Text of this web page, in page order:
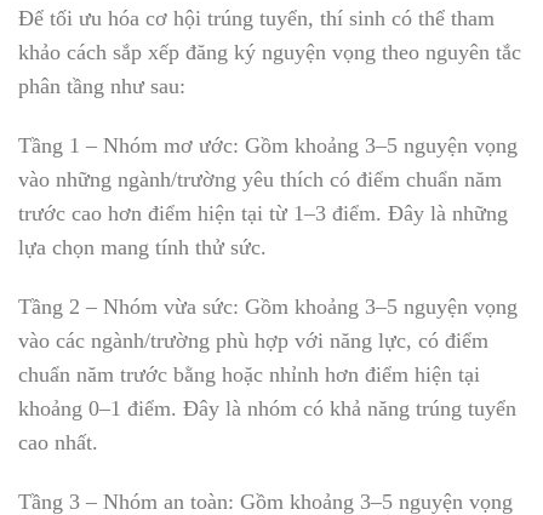
Để tối ưu hóa cơ hội trúng tuyển, thí sinh có thể tham
khảo cách sắp xếp đăng ký nguyện vọng theo nguyên tắc
phân tầng như sau:
Tầng 1 – Nhóm mơ ước: Gồm khoảng 3–5 nguyện vọng
vào những ngành/trường yêu thích có điểm chuẩn năm
trước cao hơn điểm hiện tại từ 1–3 điểm. Đây là những
lựa chọn mang tính thử sức.
Tầng 2 – Nhóm vừa sức: Gồm khoảng 3–5 nguyện vọng
vào các ngành/trường phù hợp với năng lực, có điểm
chuẩn năm trước bằng hoặc nhỉnh hơn điểm hiện tại
khoảng 0–1 điểm. Đây là nhóm có khả năng trúng tuyển
cao nhất.
Tầng 3 – Nhóm an toàn: Gồm khoảng 3–5 nguyện vọng